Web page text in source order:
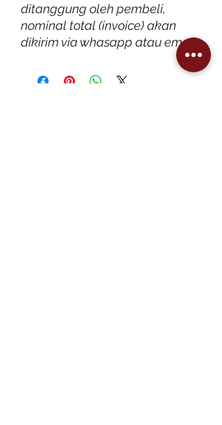
ditanggung oleh pembeli,
nominal total (invoice) akan
dikirim via whasapp atau email